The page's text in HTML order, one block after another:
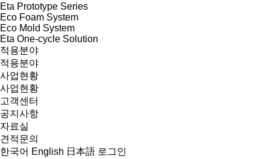
Eta Prototype Series
Eco Foam System
Eco Mold System
Eta One-cycle Solution
적용분야
적용분야
사업현황
사업현황
고객센터
공지사항
자료실
견적문의
한국어 English 日本語 로그인